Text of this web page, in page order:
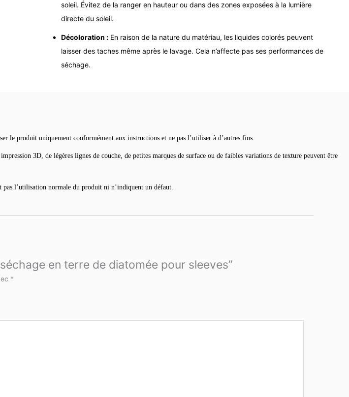
soleil. Évitez de la ranger en hauteur ou dans des zones exposées à la lumière
directe du soleil.
Décoloration : En raison de la nature du matériau, les liquides colorés peuvent
laisser des taches même après le lavage. Cela n’affecte pas ses performances de
séchage.
le produit uniquement conformément aux instructions et ne pas l’utiliser à d’autres fins.
3D, de légères lignes de couche, de petites marques de surface ou de faibles variations de texture peuvent être
pas l’utilisation normale du produit ni n’indiquent un défaut.
en terre de diatomée pour sleeves”
*